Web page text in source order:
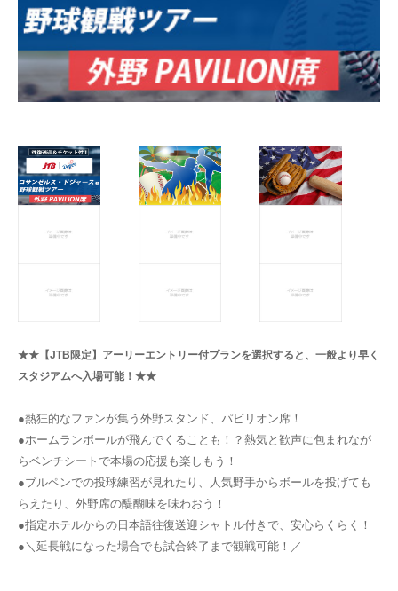
★★【JTB限定】アーリーエントリー付プランを選択すると、一般より早く
スタジアムへ入場可能！★★
●熱狂的なファンが集う外野スタンド、パビリオン席！
●ホームランボールが飛んでくることも！？熱気と歓声に包まれなが
らベンチシートで本場の応援も楽しもう！
●ブルペンでの投球練習が見れたり、人気野手からボールを投げても
らえたり、外野席の醍醐味を味わおう！
●指定ホテルからの日本語往復送迎シャトル付きで、安心らくらく！
●＼延長戦になった場合でも試合終了まで観戦可能！／